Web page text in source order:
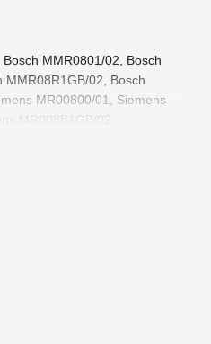
MMR0801/02, Bosch
MMR08R1GB/02, Bosch
MR00800/01, Siemens
MR008B1GB/02